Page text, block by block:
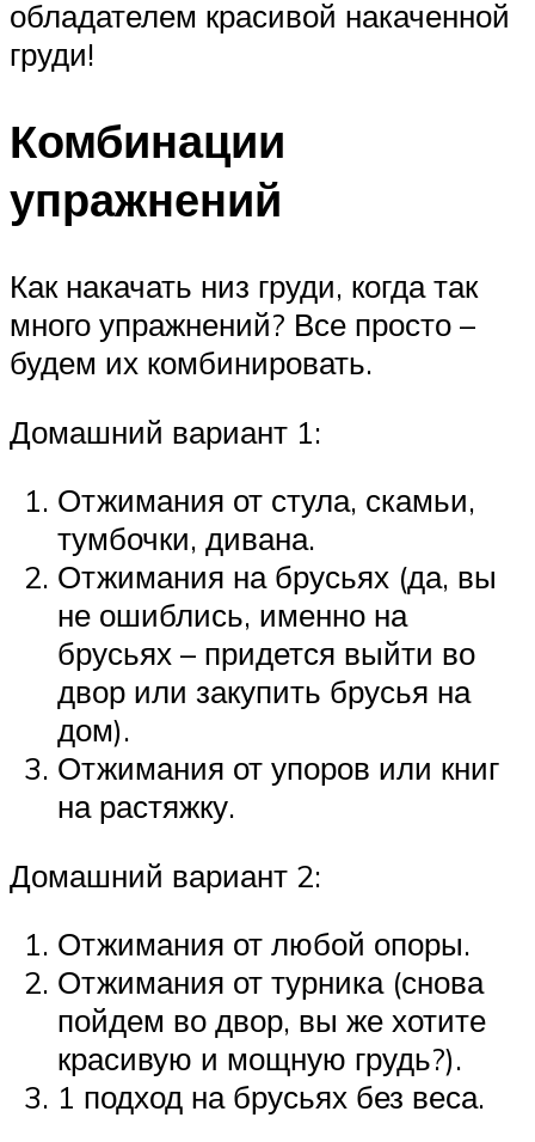
обладателем красивой накаченной
груди!
Комбинации
упражнений
Как накачать низ груди, когда так
много упражнений? Все просто –
будем их комбинировать.
Домашний вариант 1:
Отжимания от стула, скамьи,
тумбочки, дивана.
Отжимания на брусьях (да, вы
не ошиблись, именно на
брусьях – придется выйти во
двор или закупить брусья на
дом).
Отжимания от упоров или книг
на растяжку.
Домашний вариант 2:
Отжимания от любой опоры.
Отжимания от турника (снова
пойдем во двор, вы же хотите
красивую и мощную грудь?).
1 подход на брусьях без веса.